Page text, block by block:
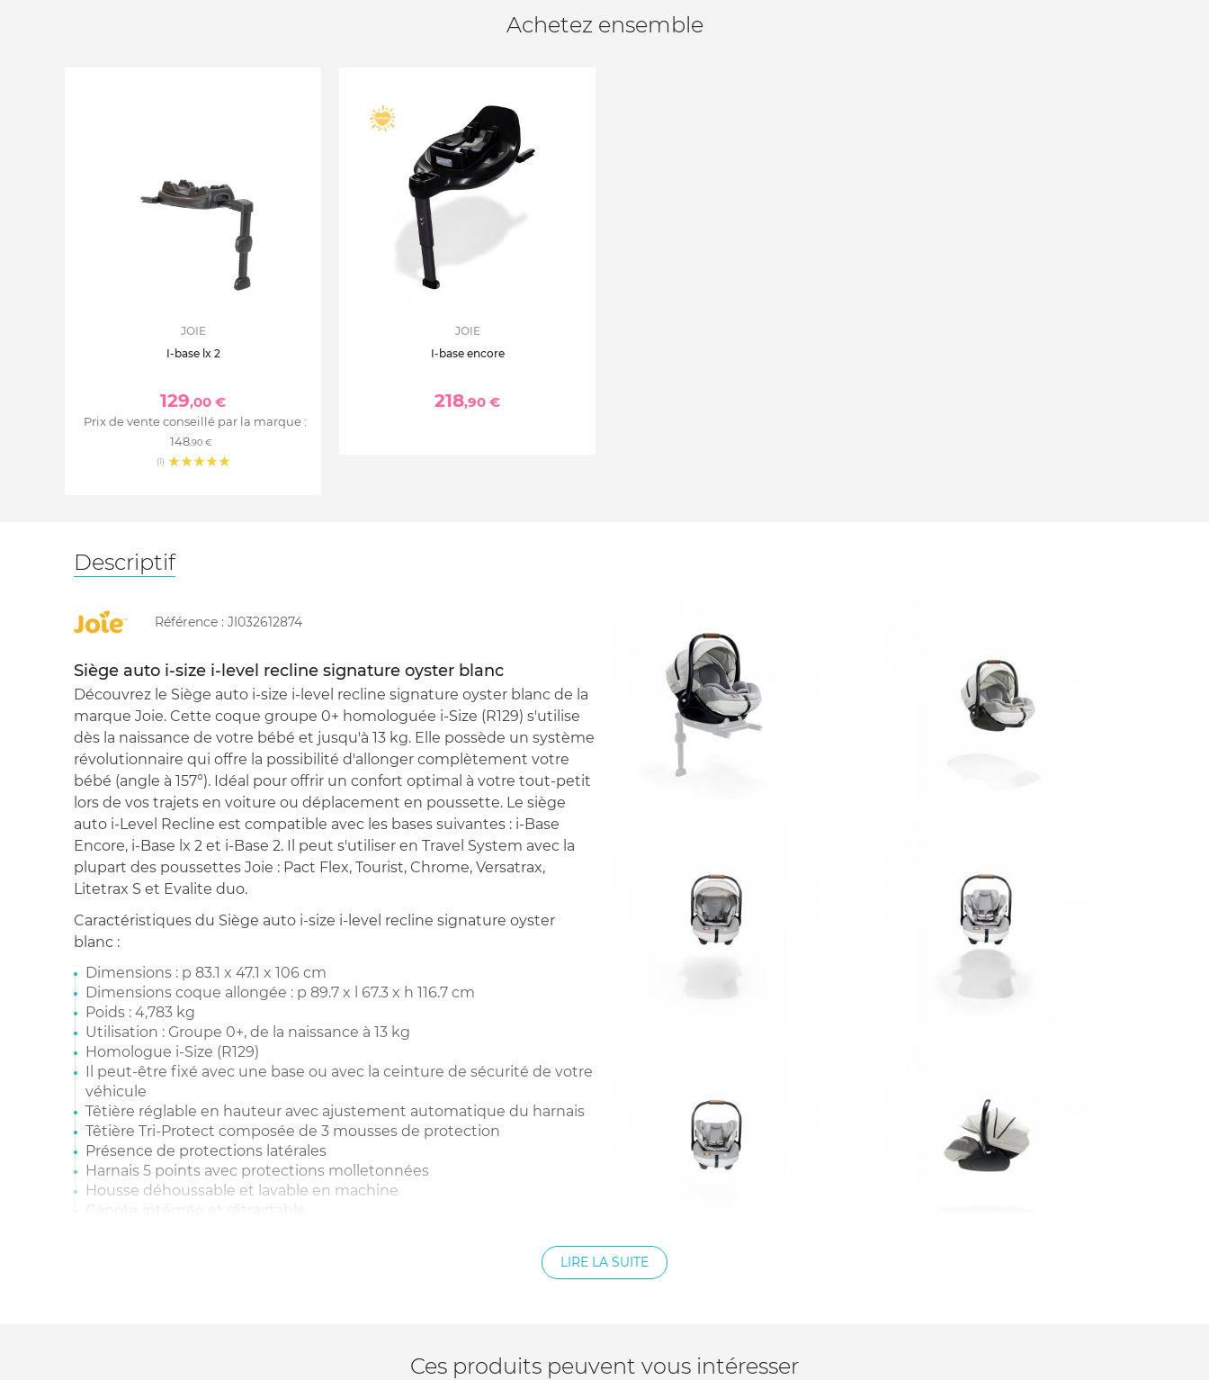
Achetez ensemble
JOIE
I-base lx 2
129,00 €
Prix de vente conseillé par la marque :
148,90 €
(1)
JOIE
I-base encore
218,90 €
Descriptif
Référence : JI032612874
Siège auto i-size i-level recline signature oyster blanc
Découvrez le Siège auto i-size i-level recline signature oyster blanc de la
marque Joie. Cette coque groupe 0+ homologuée i-Size (R129) s'utilise
dès la naissance de votre bébé et jusqu'à 13 kg. Elle possède un système
révolutionnaire qui offre la possibilité d'allonger complètement votre
bébé (angle à 157°). Idéal pour offrir un confort optimal à votre tout-petit
lors de vos trajets en voiture ou déplacement en poussette. Le siège
auto i-Level Recline est compatible avec les bases suivantes : i-Base
Encore, i-Base lx 2 et i-Base 2. Il peut s'utiliser en Travel System avec la
plupart des poussettes Joie : Pact Flex, Tourist, Chrome, Versatrax,
Litetrax S et Evalite duo.
Caractéristiques du Siège auto i-size i-level recline signature oyster
blanc :
Dimensions : p 83.1 x 47.1 x 106 cm
Dimensions coque allongée : p 89.7 x l 67.3 x h 116.7 cm
Poids : 4,783 kg
Utilisation : Groupe 0+, de la naissance à 13 kg
Homologue i-Size (R129)
Il peut-être fixé avec une base ou avec la ceinture de sécurité de votre
véhicule
Têtière réglable en hauteur avec ajustement automatique du harnais
Têtière Tri-Protect composée de 3 mousses de protection
Présence de protections latérales
Harnais 5 points avec protections molletonnées
Housse déhoussable et lavable en machine
Capote intégrée et rétractable
LIRE LA SUITE
Ces produits peuvent vous intéresser